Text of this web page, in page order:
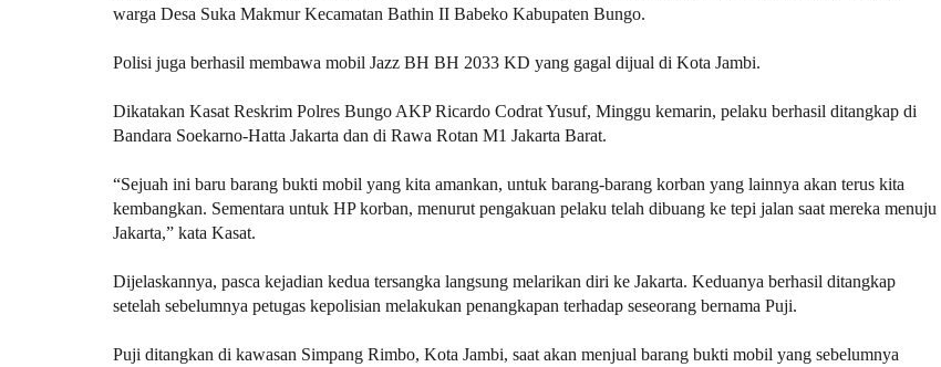
warga Desa Suka Makmur Kecamatan Bathin II Babeko Kabupaten Bungo.
Polisi juga berhasil membawa mobil Jazz BH BH 2033 KD yang gagal dijual di Kota Jambi.
Dikatakan Kasat Reskrim Polres Bungo AKP Ricardo Codrat Yusuf, Minggu kemarin, pelaku berhasil ditangkap di
Bandara Soekarno-Hatta Jakarta dan di Rawa Rotan M1 Jakarta Barat.
“Sejuah ini baru barang bukti mobil yang kita amankan, untuk barang-barang korban yang lainnya akan terus kita
kembangkan. Sementara untuk HP korban, menurut pengakuan pelaku telah dibuang ke tepi jalan saat mereka menuju
Jakarta,” kata Kasat.
Dijelaskannya, pasca kejadian kedua tersangka langsung melarikan diri ke Jakarta. Keduanya berhasil ditangkap
setelah sebelumnya petugas kepolisian melakukan penangkapan terhadap seseorang bernama Puji.
Puji ditangkan di kawasan Simpang Rimbo, Kota Jambi, saat akan menjual barang bukti mobil yang sebelumnya